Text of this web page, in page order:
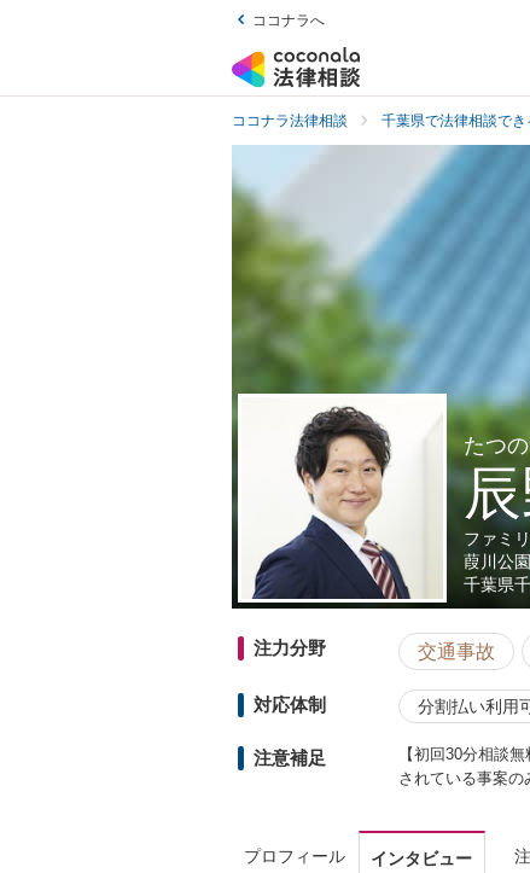
ココナラへ
ココナラ法律相談 千葉県で法律相談でき
たつ
ファミ
葭川公
千葉県
注力分野 交通事故
対応体制 分割払い利用
注意補足
【初回30分相談
されている事案の
プロフィール インタビュー